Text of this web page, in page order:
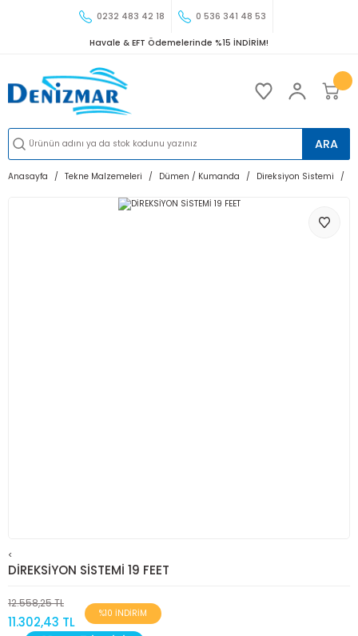
0232 483 42 18 0 536 341 48 53
Havale & EFT Ödemelerinde %15 İNDİRİM!
ARA
Anasayfa Tekne Malzemeleri Dümen / Kumanda Direksiyon Sistemi
<
DİREKSİYON SİSTEMİ 19 FEET
12.558,25 TL
11.302,43 TL
%10 İNDİRİM